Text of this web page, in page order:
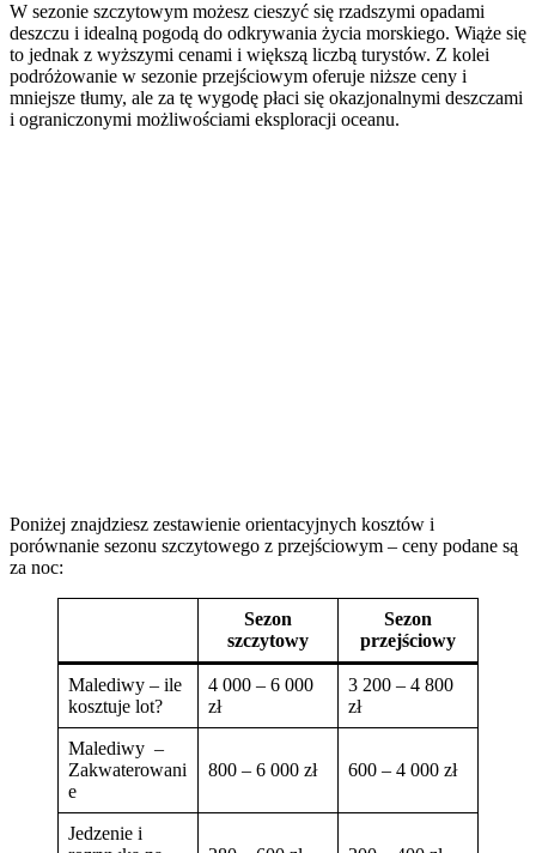
W sezonie szczytowym możesz cieszyć się rzadszymi opadami
deszczu i idealną pogodą do odkrywania życia morskiego. Wiąże się
to jednak z wyższymi cenami i większą liczbą turystów. Z kolei
podróżowanie w sezonie przejściowym oferuje niższe ceny i
mniejsze tłumy, ale za tę wygodę płaci się okazjonalnymi deszczami
i ograniczonymi możliwościami eksploracji oceanu.
Poniżej znajdziesz zestawienie orientacyjnych kosztów i
porównanie sezonu szczytowego z przejściowym – ceny podane są
za noc:
Sezon
szczytowy
Sezon
przejściowy
Malediwy – ile
kosztuje lot?
4 000 – 6 000
zł
3 200 – 4 800
zł
Malediwy –
Zakwaterowani
e
800 – 6 000 zł 600 – 4 000 zł
Jedzenie i